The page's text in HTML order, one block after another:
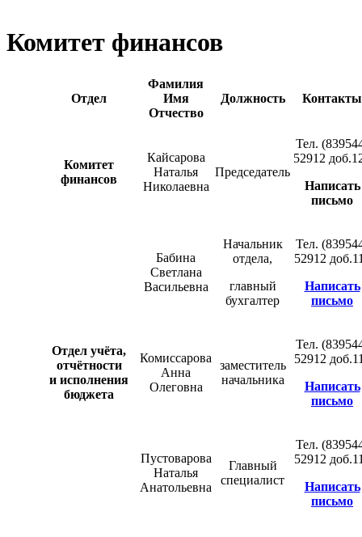
Комитет финансов
Отдел
Фамилия
Имя
Отчество
Должность Контакты
Комитет
финансов
Кайсарова
Наталья
Николаевна
Председатель
Тел.
52912
Написать
письмо
Отдел учёта,
отчётности
и исполнения
бюджета
Бабина
Светлана
Васильевна
Начальник
отдела,
главный
бухгалтер
Тел.
52912
Написать
письмо
Комиссарова
Анна
Олеговна
заместитель
начальника
Тел.
52912
Написать
письмо
Пустоварова
Наталья
Анатольевна
Главный
специалист
Тел.
52912
Написать
письмо